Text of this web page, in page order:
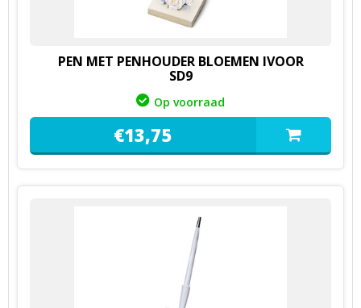
PEN MET PENHOUDER BLOEMEN IVOOR
SD9
Op voorraad
€13,75